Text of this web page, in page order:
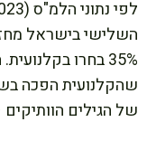
השלישי בישראל
35% בחרו
שהקלנועית הפכה
של הגילים